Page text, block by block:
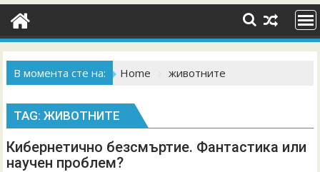
В момента сте на: Home животните
TAG:ЖИВОТНИТЕ
Кибернетично безсмъртие. Фантастика или
научен проблем?